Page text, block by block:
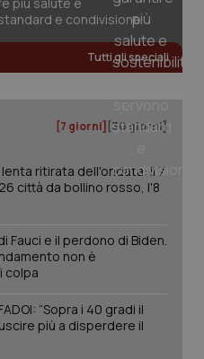
e condivisione
Tutti gli speciali
[7 giorni] [30 giorni]
ritirata dell'ondata: il 7
città da bollino rosso, l'8
Fauci e il perdono di Biden.
non è
colpa
“Sopra i 40 gradi il
più a disperdere il
www.quotidianosanita.it
.quotidianosanita.it